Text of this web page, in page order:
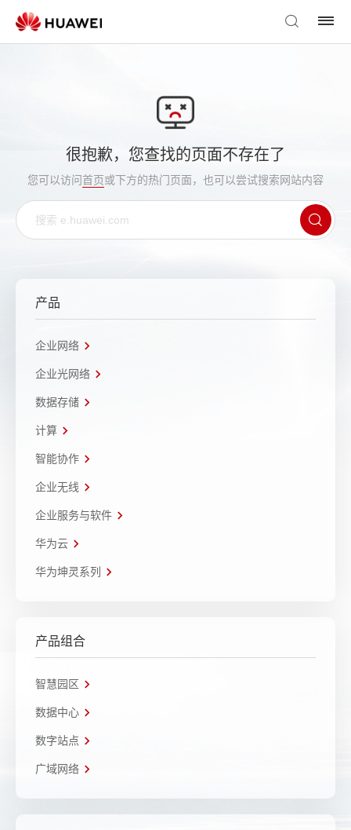
很抱歉，您查找的页面不存在了
您可以访问首页或下方的热门页面，也可以尝试搜索网站内容
产品
企业网络
企业光网络
数据存储
计算
智能协作
企业无线
企业服务与软件
华为云
华为坤灵系列
产品组合
智慧园区
数据中心
数字站点
广域网络